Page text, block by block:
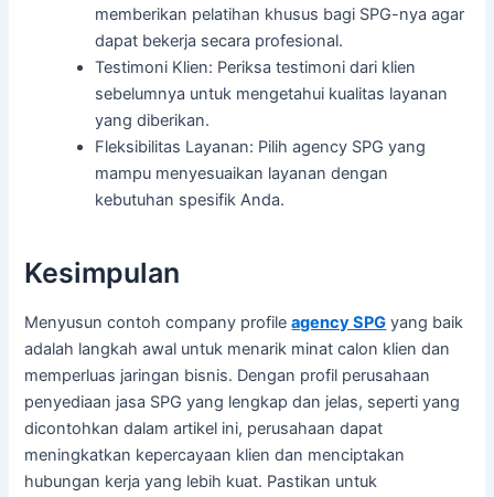
memberikan pelatihan khusus bagi SPG-nya agar
dapat bekerja secara profesional.
Testimoni Klien: Periksa testimoni dari klien
sebelumnya untuk mengetahui kualitas layanan
yang diberikan.
Fleksibilitas Layanan: Pilih agency SPG yang
mampu menyesuaikan layanan dengan
kebutuhan spesifik Anda.
Kesimpulan
Menyusun contoh company profileagency SPG yang baik
adalah langkah awal untuk menarik minat calon klien dan
memperluas jaringan bisnis. Dengan profil perusahaan
penyediaan jasa SPG yang lengkap dan jelas, seperti yang
dicontohkan dalam artikel ini, perusahaan dapat
meningkatkan kepercayaan klien dan menciptakan
hubungan kerja yang lebih kuat. Pastikan untuk